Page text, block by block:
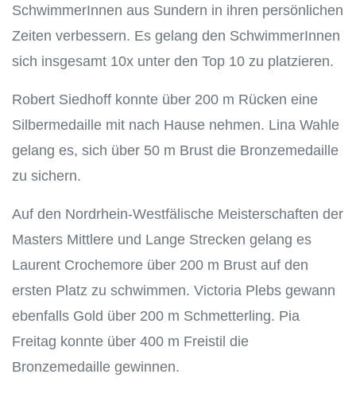
SchwimmerInnen aus Sundern in ihren persönlichen
Zeiten verbessern. Es gelang den SchwimmerInnen
sich insgesamt 10x unter den Top 10 zu platzieren.
Robert Siedhoff konnte über 200 m Rücken eine
Silbermedaille mit nach Hause nehmen. Lina Wahle
gelang es, sich über 50 m Brust die Bronzemedaille
zu sichern.
Auf den Nordrhein-Westfälische Meisterschaften der
Masters Mittlere und Lange Strecken gelang es
Laurent Crochemore über 200 m Brust auf den
ersten Platz zu schwimmen. Victoria Plebs gewann
ebenfalls Gold über 200 m Schmetterling. Pia
Freitag konnte über 400 m Freistil die
Bronzemedaille gewinnen.